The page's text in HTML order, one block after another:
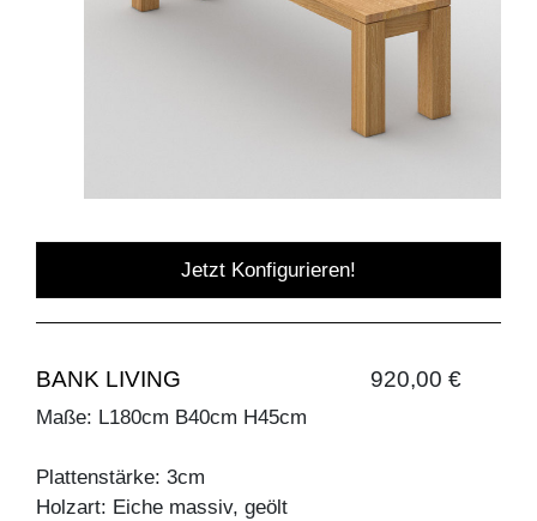
Jetzt Konfigurieren!
BANK LIVING 920,00 €
Maße: L180cm B40cm H45cm
Plattenstärke: 3cm
Holzart: Eiche massiv, geölt